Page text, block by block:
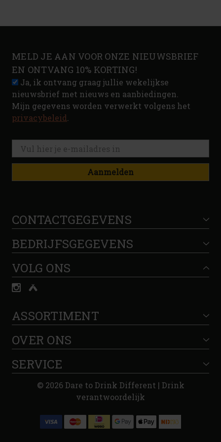
MELD JE AAN VOOR ONZE NIEUWSBRIEF
EN ONTVANG 10% KORTING!
Ja, ik ontvang graag jullie wekelijkse
nieuwsbrief met nieuws en aanbiedingen.
Mijn gegevens worden verwerkt volgens het
privacybeleid
Aanmelden
CONTACTGEGEVENS
BEDRIJFSGEGEVENS
VOLG ONS
ASSORTIMENT
OVER ONS
SERVICE
© 2026 Dare to Drink Different | Drink
verantwoordelijk